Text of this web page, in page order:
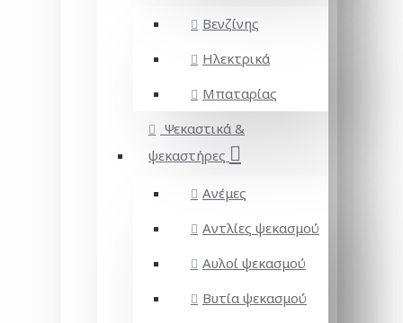
Βενζίνης
Ηλεκτρικά
Μπαταρίας
Ψεκαστικά &
ψεκαστήρες
Ανέμες
Αντλίες ψεκασμού
Αυλοί ψεκασμού
Βυτία ψεκασμού